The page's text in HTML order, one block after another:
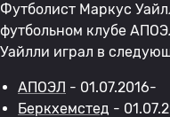
Футболист Маркус
футбольном клубе
Уайлли играл в
АПОЭЛ - 01.07.2016-
Беркхемстед -